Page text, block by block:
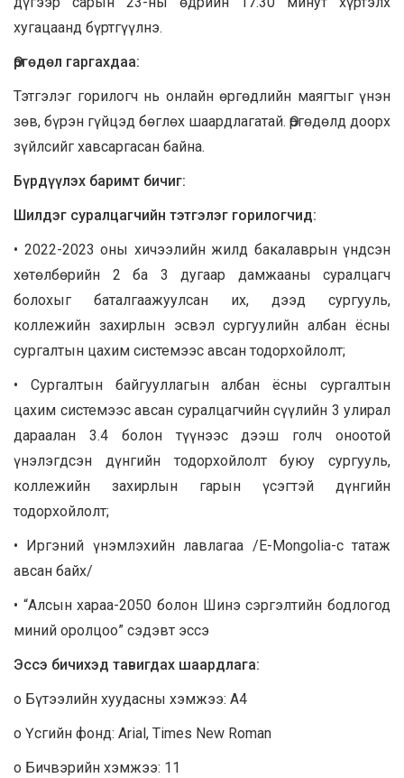
хугацаанд бүртгүүлнэ.
Өргөдөл гаргахдаа:
Тэтгэлэг горилогч нь онлайн өргөдлийн маягтыг үнэн
зөв, бүрэн гүйцэд бөглөх шаардлагатай. Өргөдөлд доорх
зүйлсийг хавсаргасан байна.
Бүрдүүлэх баримт бичиг:
Шилдэг суралцагчийн тэтгэлэг горилогчид:
• 2022-2023 оны хичээлийн жилд бакалаврын үндсэн
хөтөлбөрийн 2 ба 3 дугаар дамжааны суралцагч
болохыг баталгаажуулсан их, дээд сургууль,
коллежийн захирлын эсвэл сургуулийн албан ёсны
сургалтын цахим системээс авсан тодорхойлолт;
• Сургалтын байгууллагын албан ёсны сургалтын
цахим системээс авсан суралцагчийн сүүлийн 3 улирал
дараалан 3.4 болон түүнээс дээш голч оноотой
үнэлэгдсэн дүнгийн тодорхойлолт буюу сургууль,
коллежийн захирлын гарын үсэгтэй дүнгийн
тодорхойлолт;
• Иргэний үнэмлэхийн лавлагаа /E-Mongolia-с татаж
авсан байх/
• “Алсын хараа-2050 болон Шинэ сэргэлтийн бодлогод
миний оролцоо” сэдэвт эссэ
Эссэ бичихэд тавигдах шаардлага:
o Бүтээлийн хуудасны хэмжээ: А4
o Үсгийн фонд: Arial, Times New Roman
o Бичвэрийн хэмжээ: 11